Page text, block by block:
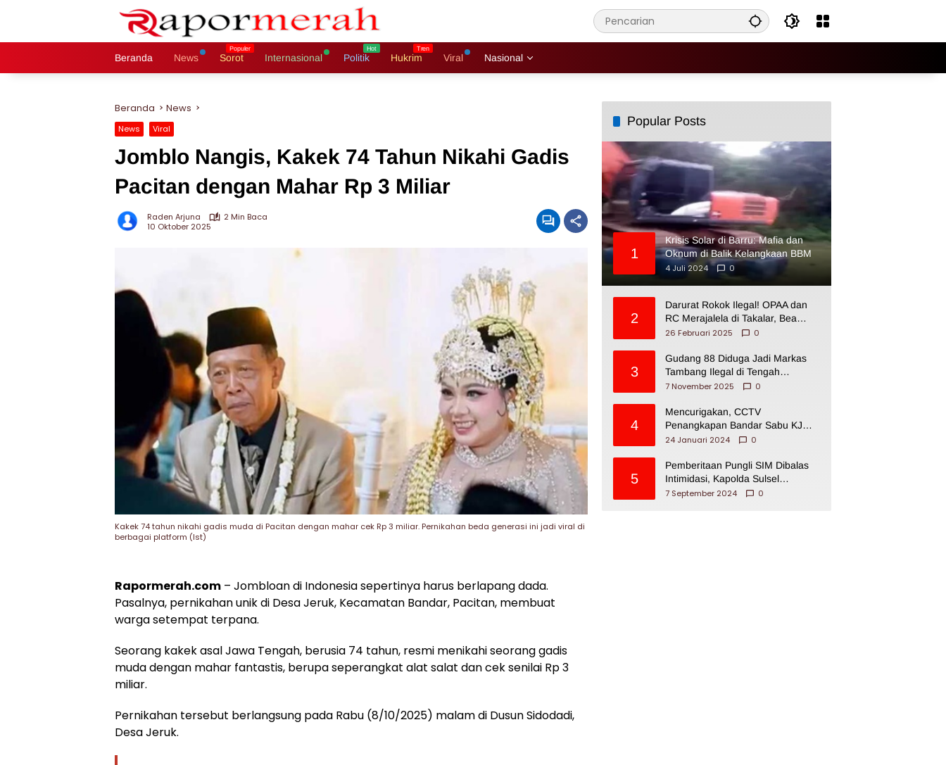
Beranda News Sorot Internasional Politik Hukrim Viral Nasional
Beranda News
News Viral
Jomblo Nangis, Kakek 74 Tahun Nikahi Gadis
Pacitan dengan Mahar Rp 3 Miliar
Raden Arjuna
2 Min Baca
10 Oktober 2025
Kakek 74 tahun nikahi gadis muda di Pacitan dengan mahar cek Rp 3 miliar. Pernikahan beda generasi ini jadi viral di
berbagai platform (Ist)
Rapormerah.com – Jombloan di Indonesia sepertinya harus berlapang dada.
Pasalnya, pernikahan unik di Desa Jeruk, Kecamatan Bandar, Pacitan, membuat
warga setempat terpana.
Seorang kakek asal Jawa Tengah, berusia 74 tahun, resmi menikahi seorang gadis
muda dengan mahar fantastis, berupa seperangkat alat salat dan cek senilai Rp 3
miliar.
Pernikahan tersebut berlangsung pada Rabu (8/10/2025) malam di Dusun Sidodadi,
Desa Jeruk.
Popular Posts
1
Krisis Solar di Barru: Mafia dan
Oknum di Balik Kelangkaan BBM
4 Juli 2024
0
2
Darurat Rokok Ilegal! OPAA dan
RC Merajalela di Takalar, Bea
Cukai Impoten
26 Februari 2025 0
3
Gudang 88 Diduga Jadi Markas
Tambang Ilegal di Tengah
Permukiman Warga Makassar
7 November 2025 0
4
Mencurigakan, CCTV
Penangkapan Bandar Sabu KJ
Disita Oknum BNNP Sulsel
24 Januari 2024 0
5
Pemberitaan Pungli SIM Dibalas
Intimidasi, Kapolda Sulsel
Dikecam PJI Sulsel
7 September 2024 0